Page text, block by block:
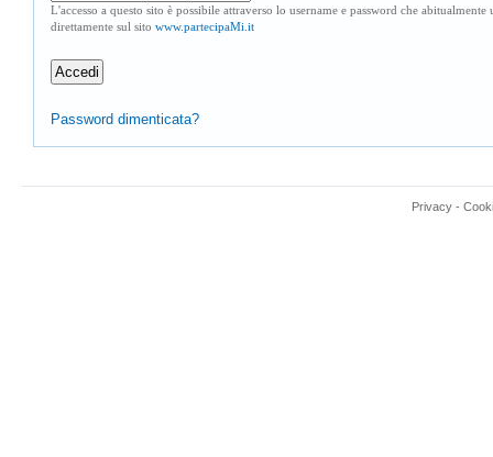
L'accesso a questo sito è possibile attraverso lo username e password che
direttamente sul sito www.partecipaMi.it
Password dimenticata?
Privacy -